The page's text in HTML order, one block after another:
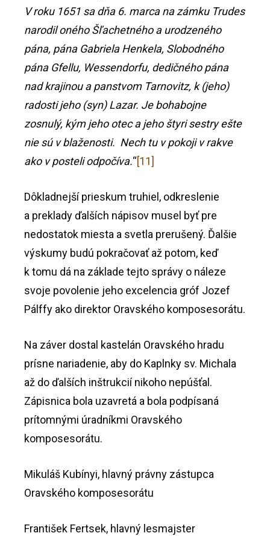
V roku 1651 sa dňa 6. marca na zámku Trudes
narodil oného Šľachetného a urodzeného
pána, pána Gabriela Henkela, Slobodného
pána Gfellu, Wessendorfu, dedičného pána
nad krajinou a panstvom Tarnovitz, k (jeho)
radosti jeho (syn) Lazar. Je bohabojne
zosnulý, kým jeho otec a jeho štyri sestry ešte
nie sú v blaženosti. Nech tu v pokoji v rakve
ako v posteli odpočíva.“[11]
Dôkladnejší prieskum truhiel, odkreslenie
a preklady ďalších nápisov musel byť pre
nedostatok miesta a svetla prerušený. Ďalšie
výskumy budú pokračovať až potom, keď
k tomu dá na základe tejto správy o náleze
svoje povolenie jeho excelencia gróf Jozef
Pálffy ako direktor Oravského komposesorátu.
Na záver dostal kastelán Oravského hradu
prísne nariadenie, aby do Kaplnky sv. Michala
až do ďalších inštrukcií nikoho nepúšťal.
Zápisnica bola uzavretá a bola podpísaná
prítomnými úradníkmi Oravského
komposesorátu.
Mikuláš Kubínyi, hlavný právny zástupca
Oravského komposesorátu
František Fertsek, hlavný lesmajster